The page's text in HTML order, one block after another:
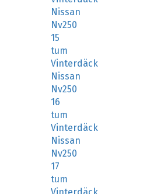
Nissan
Nv250
15
tum
Vinterdäck
Nissan
Nv250
16
tum
Vinterdäck
Nissan
Nv250
17
tum
Vinterdäck